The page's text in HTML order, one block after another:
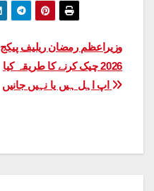
وزیراعظم رمضان ریلیف پیکج
2026 چیک کرنے کا طریقہ کیا